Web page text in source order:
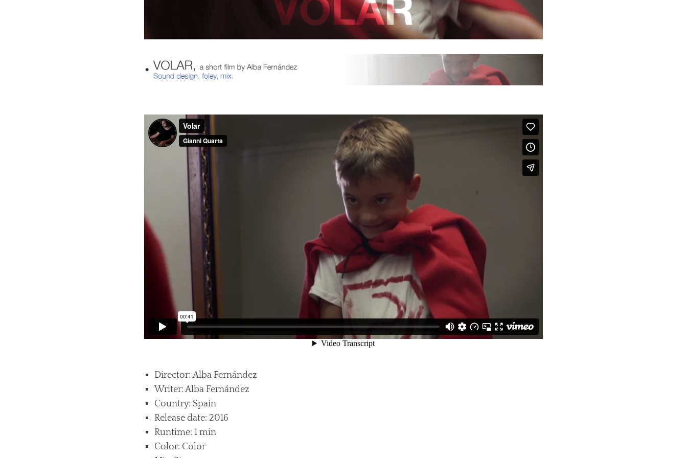
Director: Alba Fernández
Writer: Alba Fernández
Country: Spain
Release date: 2016
Runtime: 1 min
Color: Color